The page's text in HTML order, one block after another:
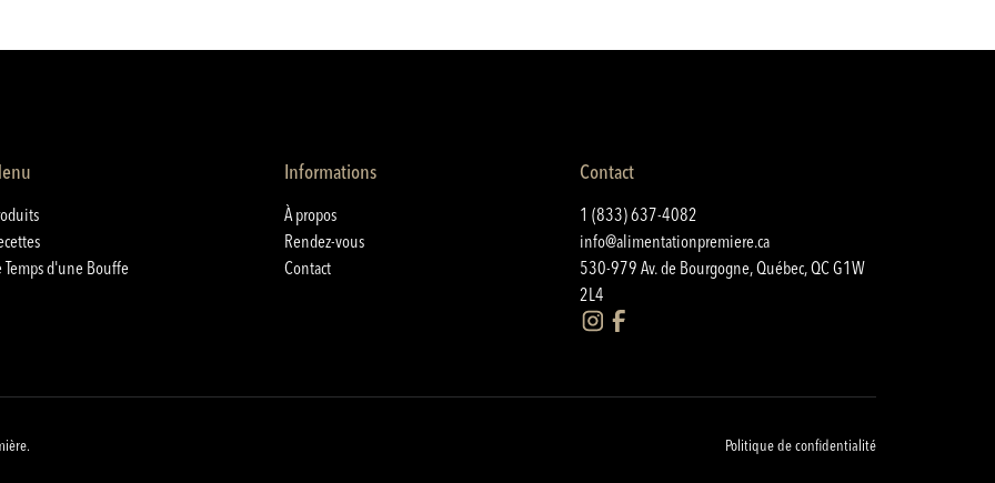
Temps d'une Bouffe
Informations
À propos
Rendez-vous
Contact
Contact
1 (833) 637-4082
info@alimentationpremiere.ca
530-979 Av. de Bourgogne, Québec, QC G1W
2L4
Politique de confidentialité